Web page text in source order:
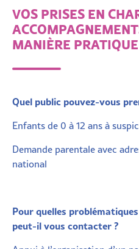
VOS PRISES EN
MANIÈRE PRATIQUE
Quel public pouvez-vous
Enfants de 0 à 12 ans à
Demande parentale avec
national
Pour quelles
peut-il vous contacter ?